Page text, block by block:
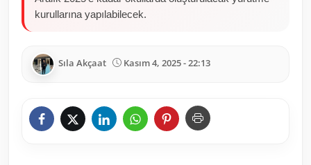
kurullarına yapılabilecek.
Sıla Akçaat Kasım 4, 2025 - 22:13